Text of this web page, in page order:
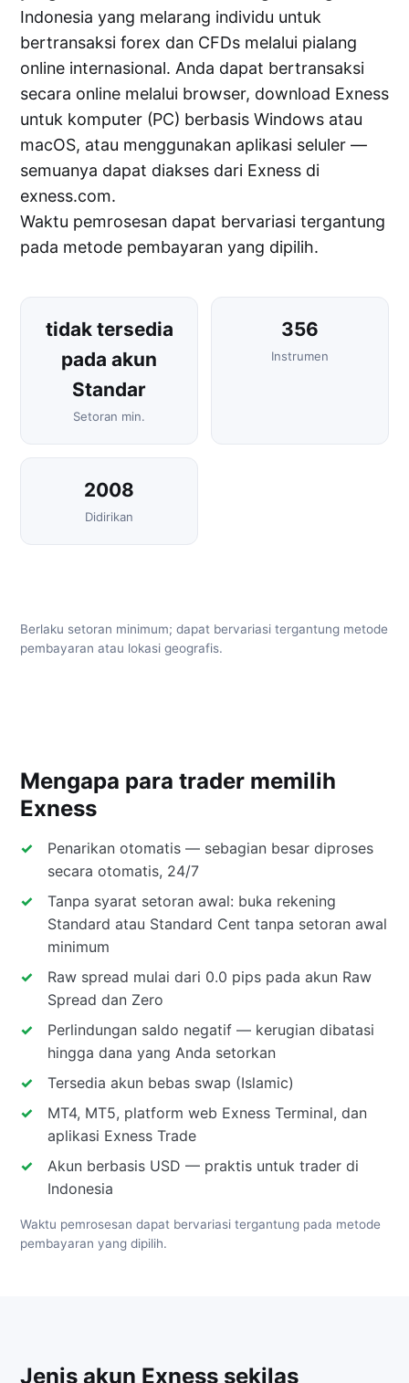
Indonesia yang melarang individu untuk
bertransaksi forex dan CFDs melalui pialang
online internasional. Anda dapat bertransaksi
secara online melalui browser, download Exness
untuk komputer (PC) berbasis Windows atau
macOS, atau menggunakan aplikasi seluler —
semuanya dapat diakses dari Exness di
exness.com.
Waktu pemrosesan dapat bervariasi tergantung
pada metode pembayaran yang dipilih.
tidak tersedia
pada akun
Standar
Setoran min.
356
Instrumen
2008
Didirikan
Berlaku setoran minimum; dapat bervariasi tergantung metode
pembayaran atau lokasi geografis.
Mengapa para trader memilih
Exness
Penarikan otomatis — sebagian besar diproses
secara otomatis, 24/7
Tanpa syarat setoran awal: buka rekening
Standard atau Standard Cent tanpa setoran awal
minimum
Raw spread mulai dari 0.0 pips pada akun Raw
Spread dan Zero
Perlindungan saldo negatif — kerugian dibatasi
hingga dana yang Anda setorkan
Tersedia akun bebas swap (Islamic)
MT4, MT5, platform web Exness Terminal, dan
aplikasi Exness Trade
Akun berbasis USD — praktis untuk trader di
Indonesia
Waktu pemrosesan dapat bervariasi tergantung pada metode
pembayaran yang dipilih.
Jenis akun Exness sekilas